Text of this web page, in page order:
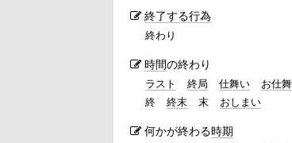
終了する行為
終わり
時間の終わり
ラスト 終局 仕舞い お仕舞
終
終末 末 おしまい
何かが終わる時期